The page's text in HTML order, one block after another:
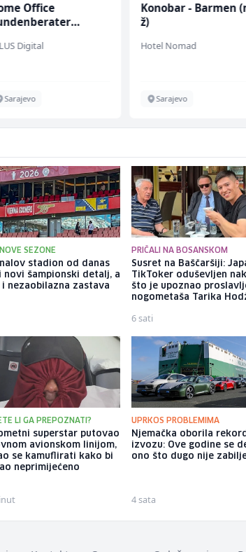
Office
Digital
Sarajevo
Konobar - Barmen
ž)
Hotel Nomad
Sarajevo
SEZONE
stadion od danas
novi šampionski detalj, a
i nezaobilazna zastava
PRIČALI NA BOSANSKOM
Susret na Baščaršiji:
TikToker oduševljen
što je upoznao
nogometaša Tarika
6 sati
LI GA PREPOZNATI?
superstar putovao
avionskom linijom,
se kamuflirati kako bi
neprimijećeno
UPRKOS PROBLEMIMA
Njemačka oborila
izvozu: Ove godine se
ono što dugo nije
4 sata